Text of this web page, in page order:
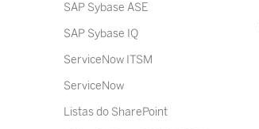
SAP Sybase ASE
SAP Sybase IQ
ServiceNow ITSM
ServiceNow
Listas do SharePoint